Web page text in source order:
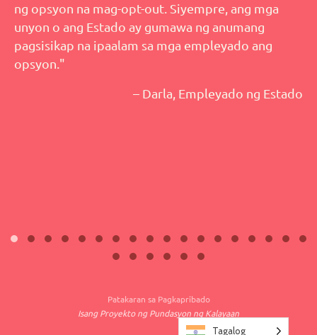
ng opsyon na mag-opt-out. Siyempre, ang mga
unyon o ang Estado ay gumawa ng anumang
pagsisikap na ipaalam sa mga empleyado ang
opsyon."
– Darla, Empleyado ng Estado
Patakaran sa Pagkapribado
Isang Proyekto ng Pundasyon ng Kalayaan
Tagalog